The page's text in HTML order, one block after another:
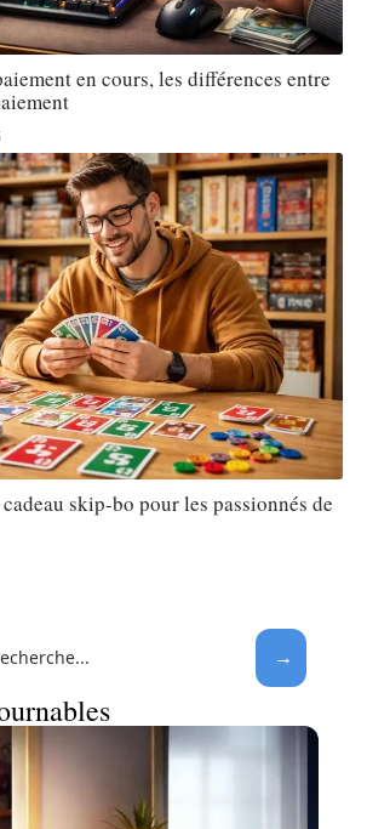
en cours, les différences entre
skip-bo pour les passionnés de